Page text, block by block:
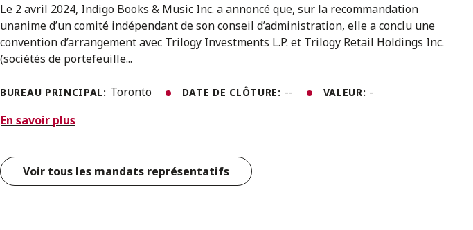
Le 2 avril 2024, Indigo Books & Music Inc. a annoncé que, sur la recommandation
unanime d’un comité indépendant de son conseil d’administration, elle a conclu une
convention d’arrangement avec Trilogy Investments L.P. et Trilogy Retail Holdings Inc.
(sociétés de portefeuille...
BUREAU PRINCIPAL: Toronto DATE DE CLÔTURE: -- VALEUR: -
En savoir plus
Voir tous les mandats représentatifs